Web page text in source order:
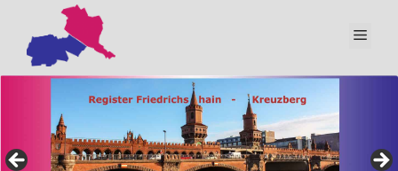
Inhalt
springen